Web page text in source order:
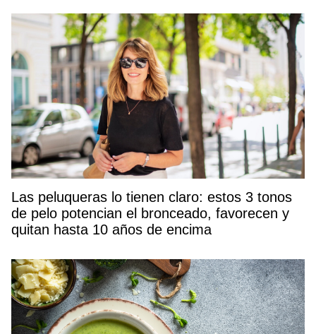
Las peluqueras lo tienen claro: estos 3 tonos
de pelo potencian el bronceado, favorecen y
quitan hasta 10 años de encima